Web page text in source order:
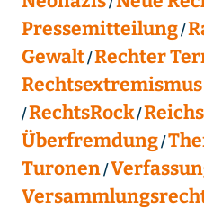
Pressemitteilung
Gewalt Rechter
Rechtsextremismus
RechtsRock
Überfremdung
Turonen